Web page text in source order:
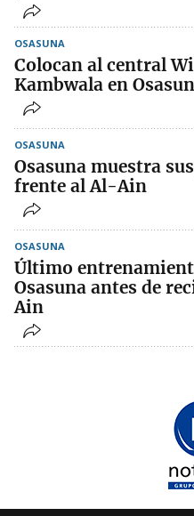
OSASUNA
Colocan al central
Kambwala en
OSASUNA
Osasuna muestra
frente al Al-Ain
OSASUNA
Último
Osasuna antes de
Ain